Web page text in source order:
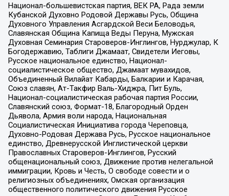
Национал-большевистская партия, ВЕК РА, Рада земли
Кубанской Духовно Родовой Державы Русь, Община
Духовного Управления Асгардской Веси Беловодья,
Славянская Община Капища Веды Перуна, Мужская
Духовная Семинария Староверов-Инглингов, Нурджулар, К
Богодержавию, Таблиги Джамаат, Свидетели Иеговы,
Русское национальное единство, Национал-
социалистическое общество, Джамаат мувахидов,
Объединенный Вилайат Кабарды, Балкарии и Карачая,
Союз славян, Ат-Такфир Валь-Хиджра, Пит Буль,
Национал-социалистическая рабочая партия России,
Славянский союз, Формат-18, Благородный Орден
Дьявола, Армия воли народа, Национальная
Социалистическая Инициатива города Череповца,
Духовно-Родовая Держава Русь, Русское национальное
единство, Древнерусской Инглистической церкви
Православных Староверов-Инглингов, Русский
общенациональный союз, Движение против нелегальной
иммиграции, Кровь и Честь, О свободе совести и о
религиозных объединениях, Омская организация
общественного политического движения Русское